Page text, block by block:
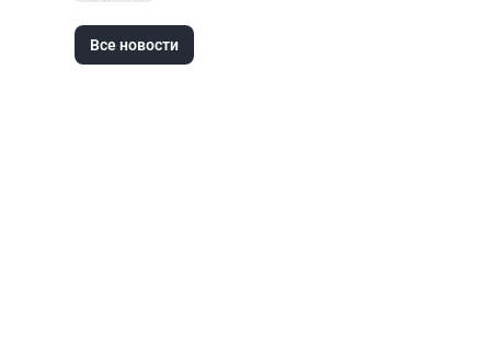
Все новости